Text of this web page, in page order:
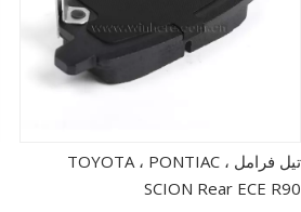
تيل فرامل TOYOTA ، PONTIAC ،
SCION Rear ECE R90